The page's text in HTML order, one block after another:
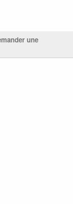
une